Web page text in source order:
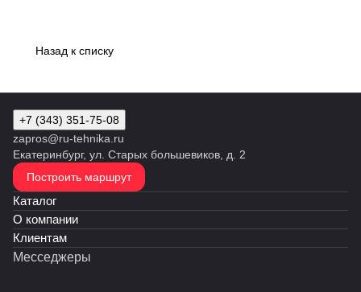
Назад к списку
+7 (343) 351-75-08
zapros@ru-tehnika.ru
Екатеринбург, ул. Старых большевиков, д. 2
Построить маршрут
Каталог
О компании
Клиентам
Месседжеры